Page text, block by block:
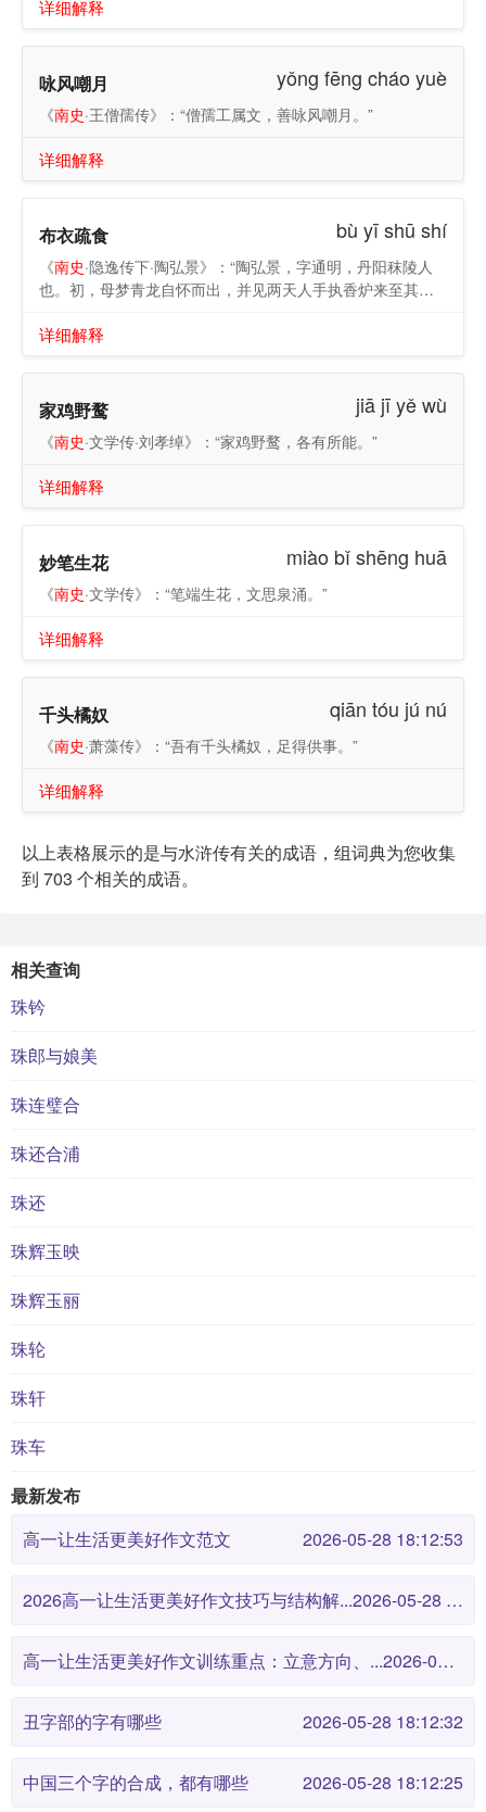
详细解释
咏风嘲月 yǒng fēng cháo yuè
《南史·王僧孺传》：“僧孺工属文，善咏风嘲月。”
详细解释
布衣疏食 bù yī shū shí
《南史·隐逸传下·陶弘景》：“陶弘景，字通明，丹阳秣陵人
也。初，母梦青龙自怀而出，并见两天人手执香炉来至其
仙传》，昼夜研寻，便有养生之志。谓人曰：‘仰青云，睹白
棋，工草隶，末年不复肯言人间事。”
详细解释
家鸡野鹜 jiā jī yě wù
《南史·文学传·刘孝绰》：“家鸡野鹜，各有所能。”
详细解释
妙笔生花 miào bǐ shēng huā
《南史·文学传》：“笔端生花，文思泉涌。”
详细解释
千头橘奴 qiān tóu jú nú
《南史·萧藻传》：“吾有千头橘奴，足得供事。”
详细解释
以上表格展示的是与水浒传有关的成语，组词典为您收集
到 703 个相关的成语。
相关查询
珠钤
珠郎与娘美
珠连璧合
珠还合浦
珠还
珠辉玉映
珠辉玉丽
珠轮
珠轩
珠车
最新发布
高一让生活更美好作文范文
2026-05-28 18:12:53
2026高一让生活更美好作文技巧与结构解... 2026-05-28 18:12:46
高一让生活更美好作文训练重点：立意方向、... 2026-05-28 18:12:38
丑字部的字有哪些 2026-05-28 18:12:32
中国三个字的合成，都有哪些 2026-05-28 18:12:25